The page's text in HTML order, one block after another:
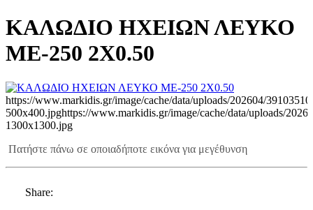
ΚΑΛΩΔΙΟ ΗΧΕΙΩΝ ΛΕΥΚΟ
ΜΕ-250 2X0.50
https://www.markidis.gr/image/cache/data/uploads/202604/
500x400.jpghttps://www.markidis.gr/image/cache/data/uploads/
1300x1300.jpg
Πατήστε πάνω σε οποιαδήποτε εικόνα για μεγέθυνση
Share: